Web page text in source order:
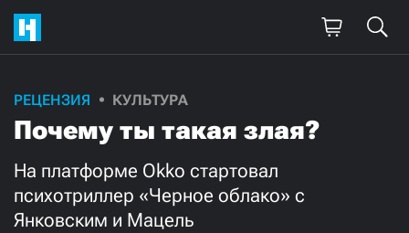
РЕЦЕНЗИЯ КУЛЬТУРА
Почему ты такая злая?
На платформе Okko стартовал
психотриллер «Черное облако» с
Янковским и Мацель
Поддержите
нашу работу!
Ежемесячно Разово
3000